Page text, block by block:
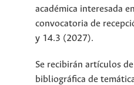
académica interesada
convocatoria de
y 14.3 (2027).
Se recibirán artículos
bibliográfica de